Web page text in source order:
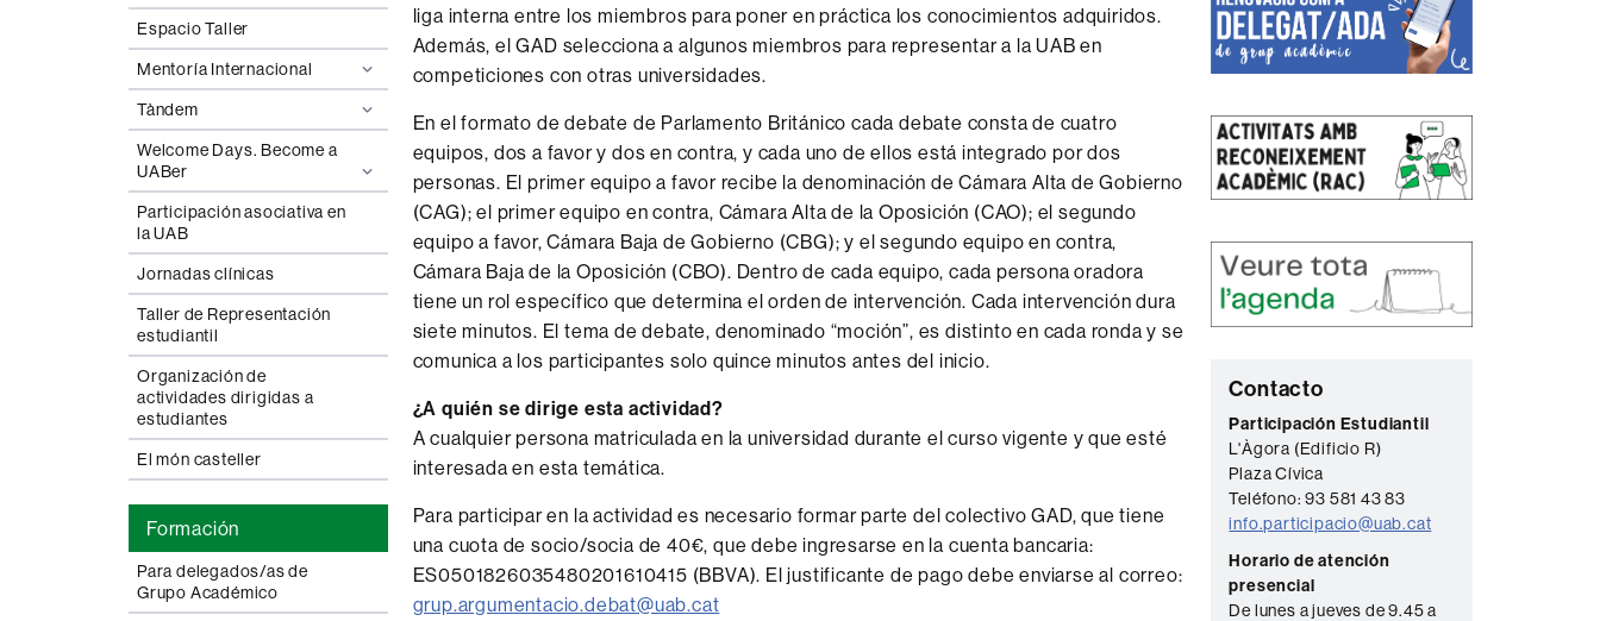
Espacio Taller
Mentoría Internacional
Tàndem
Welcome Days. Become a
UABer
Participación asociativa en
la UAB
Jornadas clínicas
Taller de Representación
estudiantil
Organización de
actividades dirigidas a
estudiantes
El món casteller
Formación
Para delegados/as de
Grupo Académico
liga interna entre los miembros para poner en práctica los conocimientos adquiridos.
Además, el GAD selecciona a algunos miembros para representar a la UAB en
competiciones con otras universidades.
En el formato de debate de Parlamento Británico cada debate consta de cuatro
equipos, dos a favor y dos en contra, y cada uno de ellos está integrado por dos
personas. El primer equipo a favor recibe la denominación de Cámara Alta de Gobierno
(CAG); el primer equipo en contra, Cámara Alta de la Oposición (CAO); el segundo
equipo a favor, Cámara Baja de Gobierno (CBG); y el segundo equipo en contra,
Cámara Baja de la Oposición (CBO). Dentro de cada equipo, cada persona oradora
tiene un rol específico que determina el orden de intervención. Cada intervención dura
siete minutos. El tema de debate, denominado “moción”, es distinto en cada ronda y se
comunica a los participantes solo quince minutos antes del inicio.
¿A quién se dirige esta actividad?
A cualquier persona matriculada en la universidad durante el curso vigente y que esté
interesada en esta temática.
Para participar en la actividad es necesario formar parte del colectivo GAD, que tiene
una cuota de socio/socia de 40€, que debe ingresarse en la cuenta bancaria:
ES0501826035480201610415 (BBVA). El justificante de pago debe enviarse al correo:
grup.argumentacio.debat@uab.cat
C
o
n
t
a
c
t
Contacto
Participación Estudiantil
L'Àgora (Edificio R)
Plaza Cívica
Teléfono: 93 581 43 83
info.participacio@uab.cat
Horario de atención
presencial
De lunes a jueves de 9.45 a